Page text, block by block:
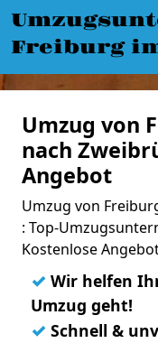
Freiburg
Umzug von
nach
Angebot
Umzug von
: Top-
Kostenlose
✓ Wir helfen
Umzug geht!
✓ Schnell &